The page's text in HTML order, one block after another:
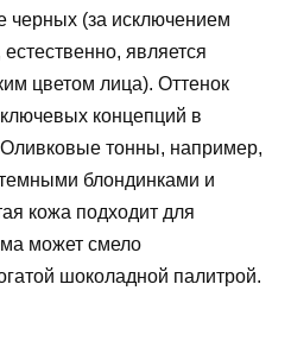
черных (за исключением
является
цветом лица). Оттенок
концепций в
тонны, например,
блондинками и
кожа подходит для
может смело
шоколадной палитрой.